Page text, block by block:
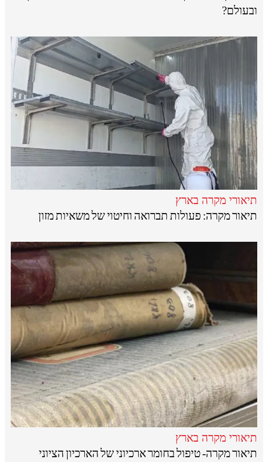
ובעולם?
תיאורי מקרה בארץ
תיאור מקרה: פעולות תברואה וחיטוי של משאיות מזון
תיאורי מקרה בארץ
תיאור מקרה- טיפול בחומר ארכיוני של הארכיון הציוני